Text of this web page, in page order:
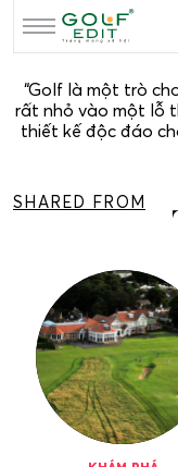
“Golf là một trò
rất nhỏ vào một lỗ
thiết kế độc đáo
SHARED FROM